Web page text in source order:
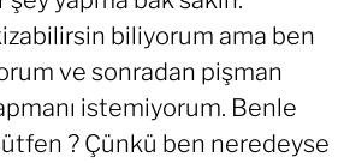
biliyorum ama ben
ve sonradan pişman
istemiyorum. Benle
? Çünkü ben neredeyse